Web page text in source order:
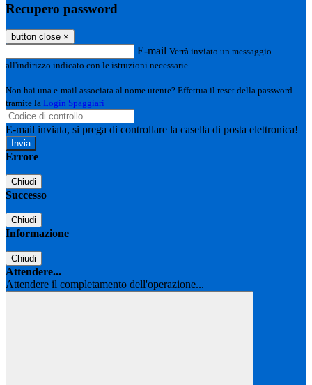
Recupero password
button close ×
E-mail Verrà inviato un messaggio
all'indirizzo indicato con le istruzioni necessarie.
Non hai una e-mail associata al nome utente? Effettua il reset della password
tramite la Login Spaggiari
E-mail inviata, si prega di controllare la casella di posta elettronica!
Errore
Chiudi
Successo
Chiudi
Informazione
Chiudi
Attendere...
Attendere il completamento dell'operazione...